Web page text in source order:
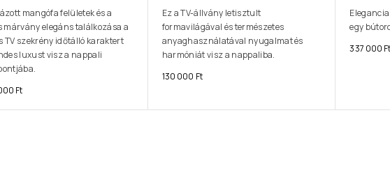
mangófa felületek és a
márvány elegáns találkozása a
TV szekrény időtálló karaktert
luxust visz a nappali
Ft
Ez a TV-állvány letisztult
formavilágával és természetes
anyaghasználatával nyugalmat és
harmóniát visz a nappaliba.
130 000 Ft
egy
337 000 Ft